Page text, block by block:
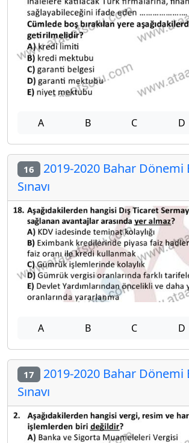
A B C D
16 2019-2020 Bahar Dönemi
Sınavı
A B C D
17 2019-2020 Bahar Dönemi
Sınavı